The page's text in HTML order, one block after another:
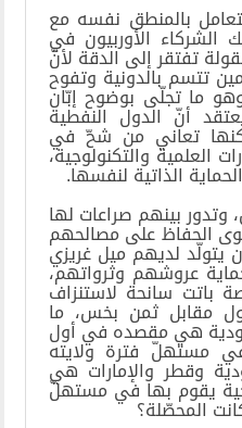
بالمنطق نفسه مع
الشركاء الأوربيون في
تفتقر إلى الدقة لأنّ
تتسم بالدونية وتفوح
ما تجلّى بوضوح إبّان
أنّ الدول النفطية
تعاني من شحّ في
العلمية والتكنولوجية،
الذاتية لنفسها.
وتدور بينهم صراعات لها
الحفاظ على مصالحهم
يتولّد لديهم ميل غريزي
عروشهم وثرواتهم،
باتت سانحة لاستنزاف
مقابل ثمن بخس، ما
هي مقصده في أول
مستهلّ فترة ولايته
وقطر والإمارات هي
يقوم بها في مستهلّ
المحصّلة؟